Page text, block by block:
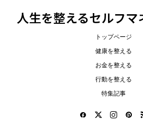
人生を整えるセルフマ
トップページ
健康を整える
お金を整える
行動を整える
特集記事